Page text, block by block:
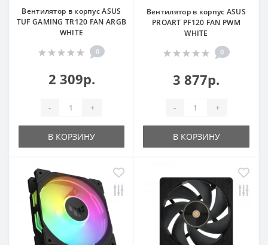
Вентилятор в корпус ASUS
TUF GAMING TR120 FAN ARGB
WHITE
0
2 309р.
- +
В КОРЗИНУ
Вентилятор в корпус ASUS
PROART PF120 FAN PWM
WHITE
0
3 877р.
- +
В КОРЗИНУ